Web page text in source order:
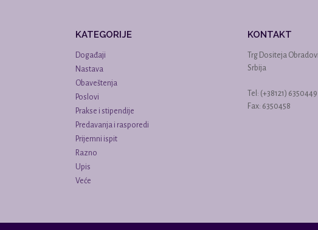
KATEGORIJE
Događaji
Nastava
Obaveštenja
Poslovi
Prakse i stipendije
Predavanja i rasporedi
Prijemni ispit
Razno
Upis
Veće
KONTAKT
Trg Dositeja
Srbija
Tel: (+38121)
Fax: 6350458